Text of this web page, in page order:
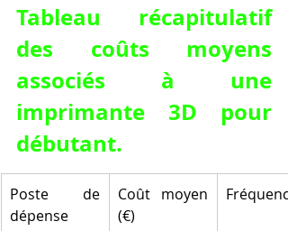
Tableau récapitulatif
des coûts moyens
associés à une
imprimante 3D pour
débutant.
Poste de
dépense
Coût moyen
(€)
Fréquence